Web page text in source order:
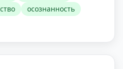
осознанность